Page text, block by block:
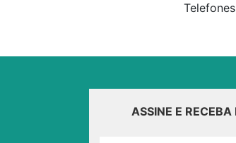
ASSINE E